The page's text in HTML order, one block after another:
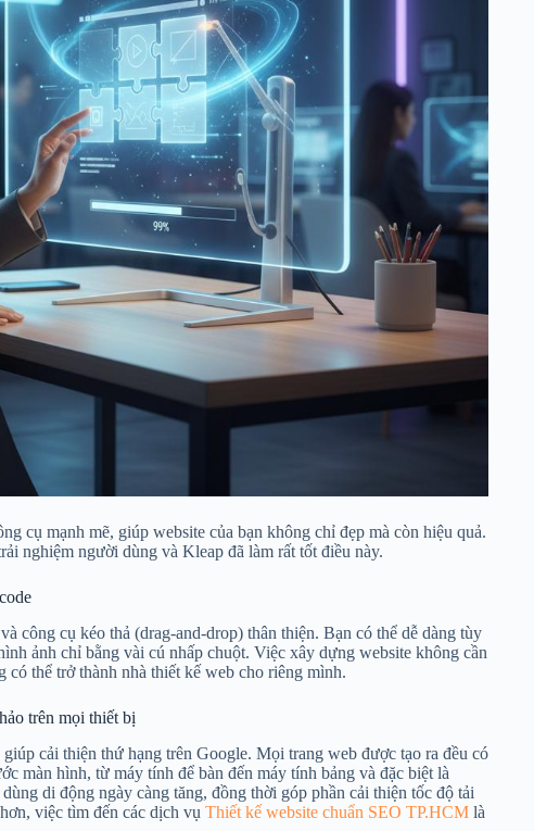
cụ mạnh mẽ, giúp website của bạn không chỉ đẹp mà còn hiệu quả.
nghiệm người dùng và Kleap đã làm rất tốt điều này.
công cụ kéo thả (drag-and-drop) thân thiện. Bạn có thể dễ dàng tùy
ảnh chỉ bằng vài cú nhấp chuột. Việc xây dựng website không cần
thể trở thành nhà thiết kế web cho riêng mình.
trên mọi thiết bị
cải thiện thứ hạng trên Google. Mọi trang web được tạo ra đều có
màn hình, từ máy tính để bàn đến máy tính bảng và đặc biệt là
di động ngày càng tăng, đồng thời góp phần cải thiện tốc độ tải
việc tìm đến các dịch vụ Thiết kế website chuẩn SEO TP.HCM là